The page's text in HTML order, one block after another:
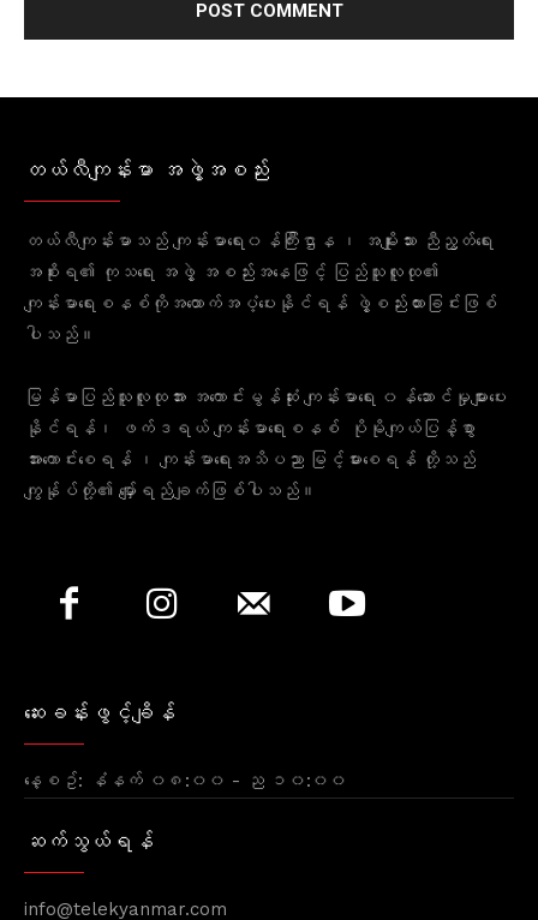
တယ်လီကျန်းမာ အဖွဲ့အစည်း
တယ်လီကျန်းမာသည် ကျန်းမာရေး၀န်ကြီးဌာန ၊ အမျိုးသား ညီညွတ်ရေး
အစိုးရ၏ ကုသရေး အဖွဲ့ အစည်းအနေဖြင့် ပြည်သူလူထု၏
ကျန်းမာရေးစနစ်ကိုအထောက်အပံ့ပေးနိုင်ရန် ဖွဲ့စည်းထားခြင်းဖြစ်
ပါသည်။
မြန်မာပြည်သူလူထုအား အကောင်းမွန်ဆုံး ကျန်းမာရေး ၀န်ဆောင်မှုများပေး
နိုင်ရန်၊ ဖက်ဒရယ် ကျန်းမာရေးစနစ် ပိုမိုကျယ်ပြန့်စွာ
အားကောင်းစေရန် ၊ ကျန်းမာရေးအသိပညာ မြင့်မားစေရန် တို့သည်
ကျွန်ုပ်တို့၏ မျှော်ရည်ချက်ဖြစ်ပါသည်။
ဆေးခန်းဖွင့်ချိန်
နေ့စဥ်: နံနက် ၀၈:၀၀ - ည ၁၀:၀၀
ဆက်သွယ်ရန်
info@telekyanmar.com